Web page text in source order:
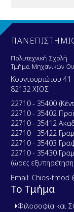
u
e
n
t
Πολυτεχνική Σχολή
Τμήμα Μηχανικών
Κουντουριώτου 41
82132 ΧΙΟΣ
22710 - 35400
22710 - 35402
22710 - 35412
22710 - 35422
22710 - 35403
22710 - 35430
(ώρες
Email: Chios-tmod
Το Τμήμα
Φιλοσοφία και